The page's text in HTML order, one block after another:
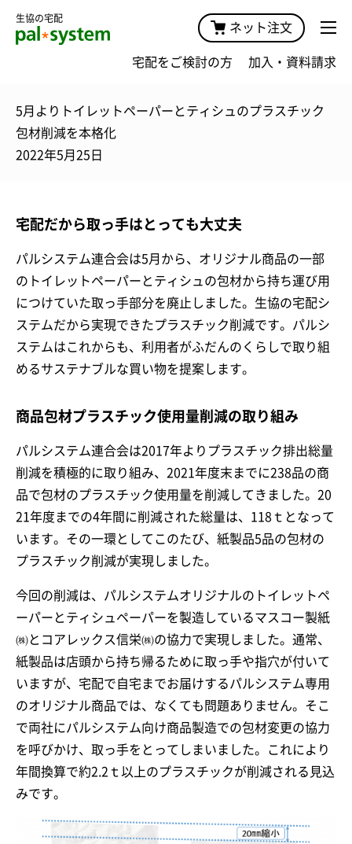
生協の宅配
ネット注文
宅配をご検討の方 加入・資料請求
5月よりトイレットペーパーとティシュのプラスチック
包材削減を本格化
2022年5月25日
宅配だから取っ手はとっても大丈夫
パルシステム連合会は5月から、オリジナル商品の一部
のトイレットペーパーとティシュの包材から持ち運び用
につけていた取っ手部分を廃止しました。生協の宅配シ
ステムだから実現できたプラスチック削減です。パルシ
ステムはこれからも、利用者がふだんのくらしで取り組
めるサステナブルな買い物を提案します。
商品包材プラスチック使用量削減の取り組み
パルシステム連合会は2017年よりプラスチック排出総量
削減を積極的に取り組み、2021年度末までに238品の商
品で包材のプラスチック使用量を削減してきました。20
21年度までの4年間に削減された総量は、118ｔとなって
います。その一環としてこのたび、紙製品5品の包材の
プラスチック削減が実現しました。
今回の削減は、パルシステムオリジナルのトイレットペ
ーパーとティシュペーパーを製造しているマスコー製紙
㈱とコアレックス信栄㈱の協力で実現しました。通常、
紙製品は店頭から持ち帰るために取っ手や指穴が付いて
いますが、宅配で自宅までお届けするパルシステム専用
のオリジナル商品では、なくても問題ありません。そこ
で両社にパルシステム向け商品製造での包材変更の協力
を呼びかけ、取っ手をとってしまいました。これにより
年間換算で約2.2ｔ以上のプラスチックが削減される見込
みです。